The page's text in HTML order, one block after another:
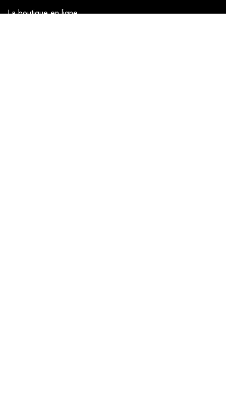
La boutique en ligne